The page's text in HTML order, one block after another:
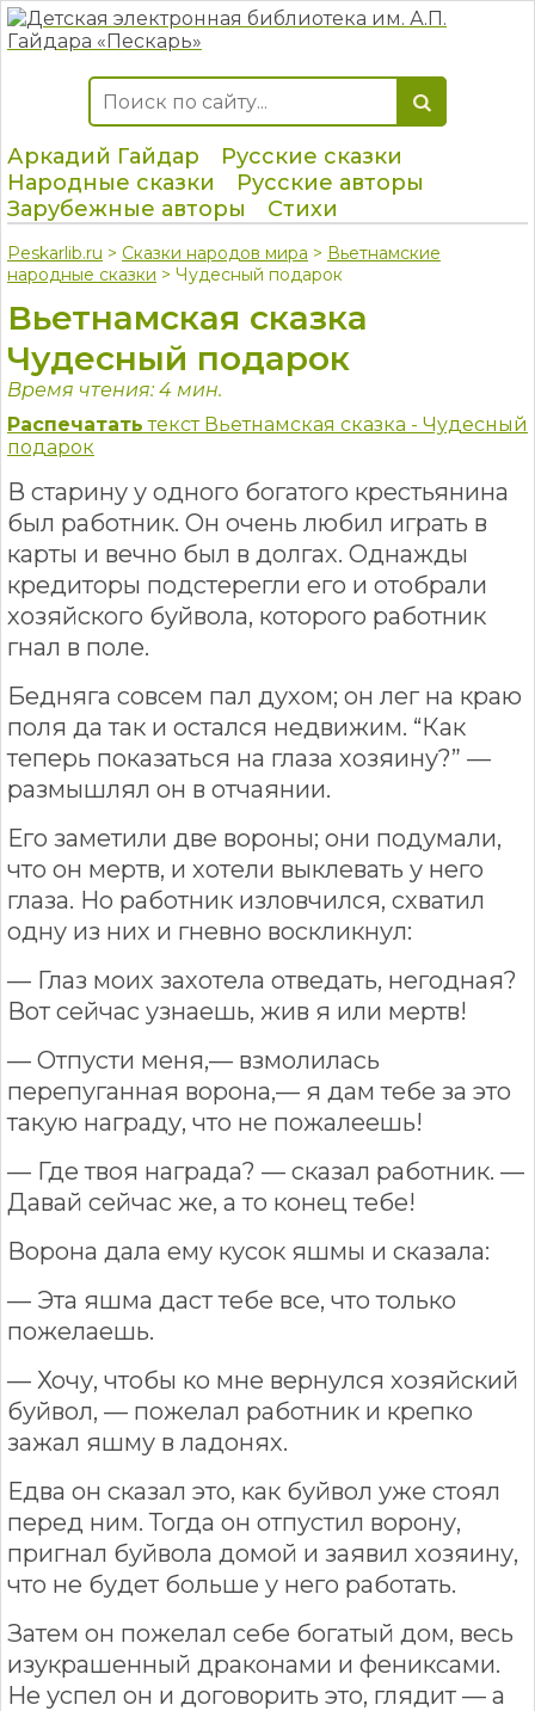
Аркадий Гайдар
Русские сказки
Народные сказки
Русские авторы
Зарубежные авторы
Стихи
Peskarlib.ru > Сказки народов мира > Вьетнамские
народные сказки > Чудесный подарок
Вьетнамская сказка
Чудесный подарок
Время чтения: 4 мин.
Распечатать текст Вьетнамская сказка - Чудесный
подарок
В старину у одного богатого крестьянина
был работник. Он очень любил играть в
карты и вечно был в долгах. Однажды
кредиторы подстерегли его и отобрали
хозяйского буйвола, которого работник
гнал в поле.
Бедняга совсем пал духом; он лег на краю
поля да так и остался недвижим. “Как
теперь показаться на глаза хозяину?” —
размышлял он в отчаянии.
Его заметили две вороны; они подумали,
что он мертв, и хотели выклевать у него
глаза. Но работник изловчился, схватил
одну из них и гневно воскликнул:
— Глаз моих захотела отведать, негодная?
Вот сейчас узнаешь, жив я или мертв!
— Отпусти меня,— взмолилась
перепуганная ворона,— я дам тебе за это
такую награду, что не пожалеешь!
— Где твоя награда? — сказал работник. —
Давай сейчас же, а то конец тебе!
Ворона дала ему кусок яшмы и сказала:
— Эта яшма даст тебе все, что только
пожелаешь.
— Хочу, чтобы ко мне вернулся хозяйский
буйвол, — пожелал работник и крепко
зажал яшму в ладонях.
Едва он сказал это, как буйвол уже стоял
перед ним. Тогда он отпустил ворону,
пригнал буйвола домой и заявил хозяину,
что не будет больше у него работать.
Затем он пожелал себе богатый дом, весь
изукрашенный драконами и фениксами.
Не успел он и договорить это, глядит — а